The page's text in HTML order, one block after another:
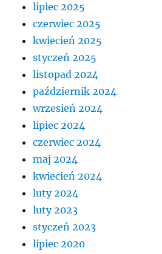
lipiec 2025
czerwiec 2025
kwiecień 2025
styczeń 2025
listopad 2024
październik 2024
wrzesień 2024
lipiec 2024
czerwiec 2024
maj 2024
kwiecień 2024
luty 2024
luty 2023
styczeń 2023
lipiec 2020